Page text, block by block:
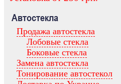
Автостекла
Продажа автостекла
Лобовые стекла
Боковые стекла
Замена автостекла
Тонирование автостекол